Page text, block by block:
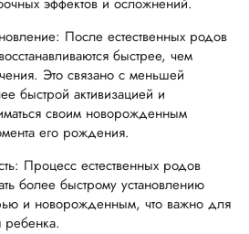
После естественных родов
быстрее, чем
Это связано с меньшей
быстрой активизацией и
своим новорожденным
его рождения.
Процесс естественных родов
более быстрому установлению
и новорожденным, что важно для
ребенка.